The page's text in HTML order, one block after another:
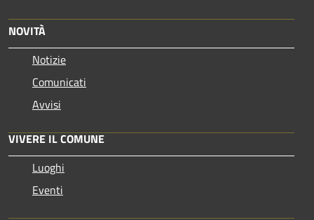
NOVITÀ
Notizie
Comunicati
Avvisi
VIVERE IL COMUNE
Luoghi
Eventi